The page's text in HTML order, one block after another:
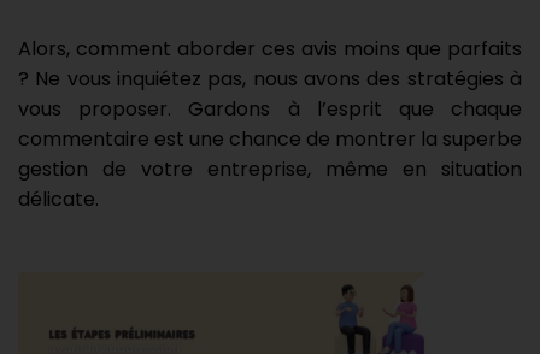
Alors, comment aborder ces avis moins que parfaits
? Ne vous inquiétez pas, nous avons des stratégies à
vous proposer. Gardons à l’esprit que chaque
commentaire est une chance de montrer la superbe
gestion de votre entreprise, même en situation
délicate.